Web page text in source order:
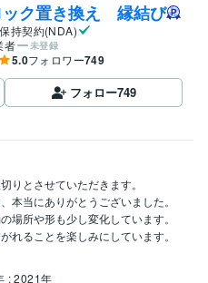
ク置き換え 縁結び
持契約(NDA)
者
未登録
5.0フォロワー749
フォロー749
りとさせていただきます。
本当にありがとうございました。
場所や形も少し変化しています。
れることを楽しみにしています。
: 2021年